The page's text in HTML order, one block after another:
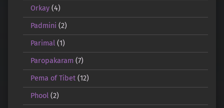
Orkay(4)
Padmini (2)
Parimal(1)
Paropakaram (7)
Pema of Tibet(12)
Phool(2)